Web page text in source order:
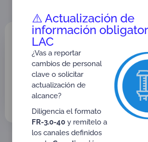
RAC-3.0-04
FUNCIONAMIENTO DE LOS
TÉCNICOS ASESORES DE
Versión: 06
Tipo:Reglamentos Organos de Gobierno
Dirigido a:GTA Grupos Técnicos Asesores
⚠️ Actualización de
información
LAC
¿Vas a reportar
cambios de personal
clave o solicitar
actualización de
alcance?
Diligencia el formato
FR-3.0-40y remítelo a
los canales definidos